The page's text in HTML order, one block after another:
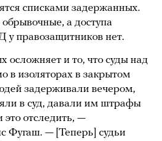
списками задержанных.
а доступа
правозащитников нет.
осложняет и то, что суды над
в изоляторах в закрытом
задерживали вечером,
в суд, давали им штрафы
отследить, —
Фугаш. — [Теперь] судьи